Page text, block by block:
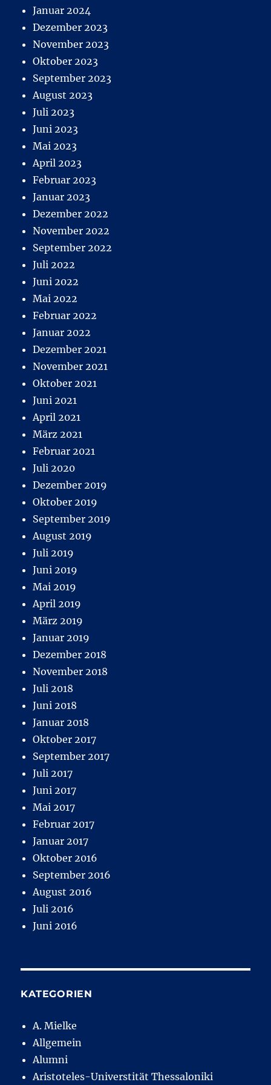
Januar 2024
Dezember 2023
November 2023
Oktober 2023
September 2023
August 2023
Juli 2023
Juni 2023
Mai 2023
April 2023
Februar 2023
Januar 2023
Dezember 2022
November 2022
September 2022
Juli 2022
Juni 2022
Mai 2022
Februar 2022
Januar 2022
Dezember 2021
November 2021
Oktober 2021
Juni 2021
April 2021
März 2021
Februar 2021
Juli 2020
Dezember 2019
Oktober 2019
September 2019
August 2019
Juli 2019
Juni 2019
Mai 2019
April 2019
März 2019
Januar 2019
Dezember 2018
November 2018
Juli 2018
Juni 2018
Januar 2018
Oktober 2017
September 2017
Juli 2017
Juni 2017
Mai 2017
Februar 2017
Januar 2017
Oktober 2016
September 2016
August 2016
Juli 2016
Juni 2016
KATEGORIEN
A. Mielke
Allgemein
Alumni
Aristoteles-Universtität Thessaloniki